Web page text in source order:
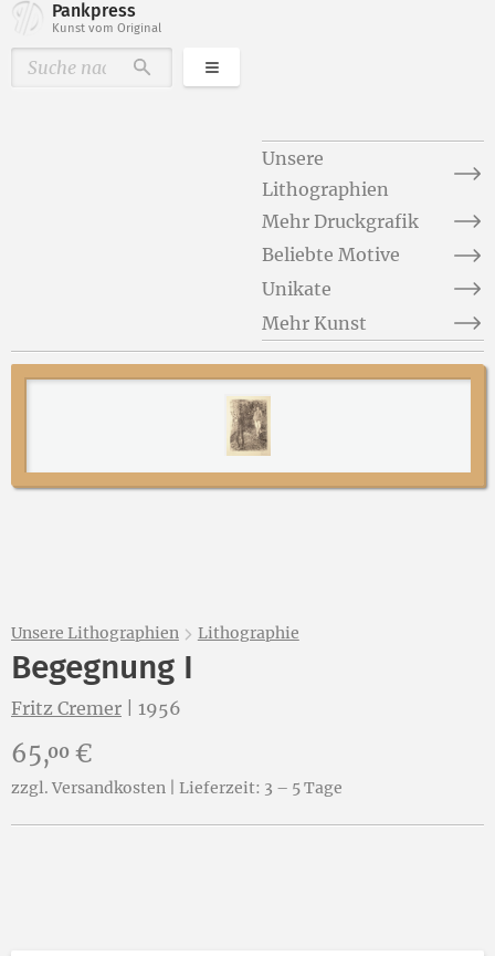
Pankpress
Kunst vom Original
DurchsuchenKategorien
Unsere
Lithographien
Mehr Druckgrafik
Beliebte Motive
Unikate
Mehr Kunst
Unsere Lithographien Lithographie
Begegnung I
Fritz Cremer 1956
Preis:
65,00 €
zzgl. Versandkosten | Lieferzeit: 3 – 5 Tage